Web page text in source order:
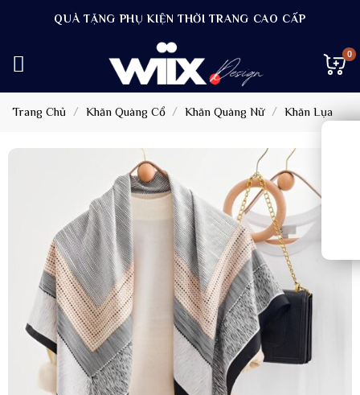
dung
QUÀ TẶNG PHỤ KIỆN THỜI TRANG CAO CẤP
Trang Chủ / Khăn Quàng Cổ / Khăn Quàng Nữ / Khăn Lụa